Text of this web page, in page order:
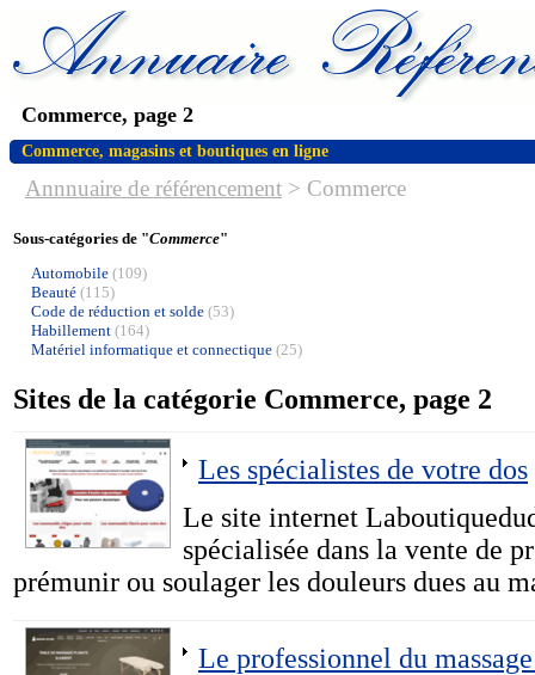
Commerce, page 2
Commerce, magasins et boutiques en ligne
Annnuaire de référencement > Commerce
Sous-catégories de "Commerce"
Automobile (109)
Beauté (115)
Code de réduction et solde (53)
Habillement (164)
Matériel informatique et connectique (25)
Sites de la catégorie Commerce, page 2
Les spécialistes de votre dos
Le site internet
spécialisée dans la vente de
prémunir ou soulager les douleurs dues au
Le professionnel du